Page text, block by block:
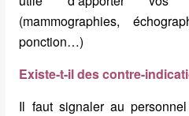
(mammographies,
ponction…)
Existe-t-il des contre-
Il faut signaler au